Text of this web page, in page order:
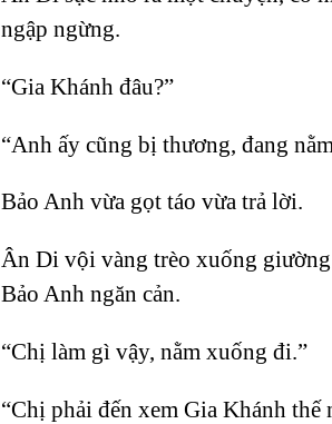
ngập ngừng.
“Gia Khánh đâu?”
“Anh ấy cũng bị thương, đang
Bảo Anh vừa gọt táo vừa trả lời.
Ân Di vội vàng trèo xuống
Bảo Anh ngăn cản.
“Chị làm gì vậy, nằm xuống đi.”
“Chị phải đến xem Gia Khánh thế